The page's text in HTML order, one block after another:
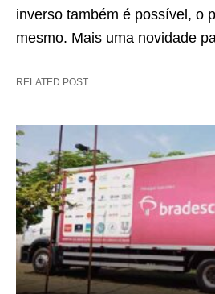
inverso também é possível, o
mesmo. Mais uma novidade
RELATED POST